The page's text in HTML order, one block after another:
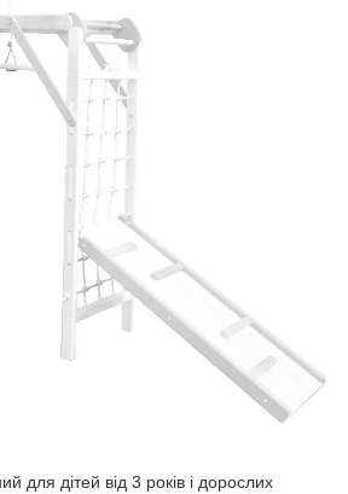
для дітей від 3 років і дорослих